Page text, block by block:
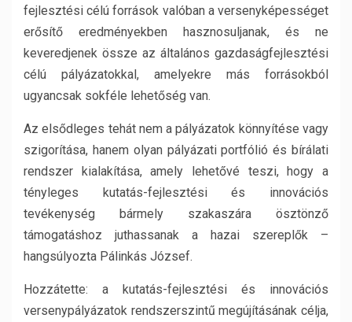
fejlesztési célú források valóban a versenyképességet
erősítő eredményekben hasznosuljanak, és ne
keveredjenek össze az általános gazdaságfejlesztési
célú pályázatokkal, amelyekre más forrásokból
ugyancsak sokféle lehetőség van.
Az elsődleges tehát nem a pályázatok könnyítése vagy
szigorítása, hanem olyan pályázati portfólió és bírálati
rendszer kialakítása, amely lehetővé teszi, hogy a
tényleges kutatás-fejlesztési és innovációs
tevékenység bármely szakaszára ösztönző
támogatáshoz juthassanak a hazai szereplők –
hangsúlyozta Pálinkás József.
Hozzátette: a kutatás-fejlesztési és innovációs
versenypályázatok rendszerszintű megújításának célja,